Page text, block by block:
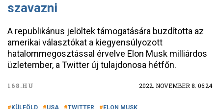
szavazni
A republikánus jelöltek támogatására buzdította az
amerikai választókat a kiegyensúlyozott
hatalommegosztással érvelve Elon Musk milliárdos
üzletember, a Twitter új tulajdonosa hétfőn.
168.HU 2022. NOVEMBER 8. 06:24
KÜLFÖLD USA TWITTER ELON MUSK